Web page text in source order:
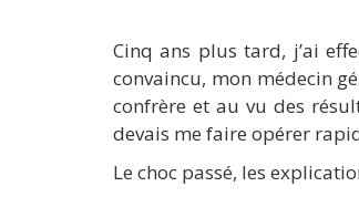
Cinq ans plus tard, j’ai
convaincu, mon médecin
confrère et au vu des
devais me faire opérer
Le choc passé, les